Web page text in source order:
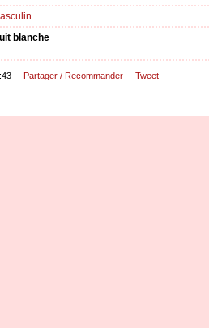
blanche
Partager / Recommander Tweet